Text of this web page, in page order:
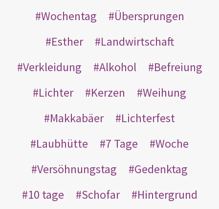
Wochentag
Übersprungen
Esther
Landwirtschaft
Verkleidung
Alkohol
Befreiung
Lichter
Kerzen
Weihung
Makkabäer
Lichterfest
Laubhütte
7 Tage
Woche
Versöhnungstag
Gedenktag
10 tage
Schofar
Hintergrund